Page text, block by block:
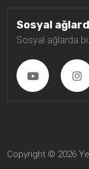
Sosyal
Sosyal ağlarda
Copyright © 2026